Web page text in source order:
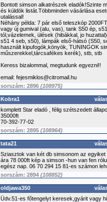
Bontott simson alkatrészek eladók!Szinte
és küldök listát.Többminden vásárlása
utalással!
Néhány példa: 7 pár első teleszkóp
vagy új gumival (alu, vas), tank S50 ép,
tól,vázelemek, ülések (hibákkal, jo
s51 4 seb, s50), lámpák első-hátsó (S50,
használt kipufogók,könyök, TUNINGOK
műszerekkel,tárcsafékes kerék), stb, stb
Keress bizalommal, megtudunk egyezni!!
email: fejesmiklos@citromail.hu
sorszám: 2896 (108975)
Kobra1
komplett Star eladó , félig szétszedett
35000ft
70-392-77-02
sorszám: 2895 (108964)
tata21
Sziasztok van két db simsonom az
ára 78 000ft kép a simson -hun van fen
egész nap. 06 70 294 15 81-es számon
sorszám: 2894 (108852)
oldjawa350
Üdv.51-es főtengelyt keresek,gyárit vagy